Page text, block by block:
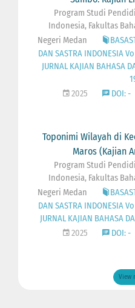
Program Studi
Indonesia, Fakultas
Negeri Medan
DAN SASTRA INDONESIA
JURNAL KAJIAN BAHASA
2025
DOI: -
Toponimi Wilayah di
Maros (Kajian
Program Studi
Indonesia, Fakultas
Negeri Medan
DAN SASTRA INDONESIA
JURNAL KAJIAN BAHASA
2025
DOI: -
View